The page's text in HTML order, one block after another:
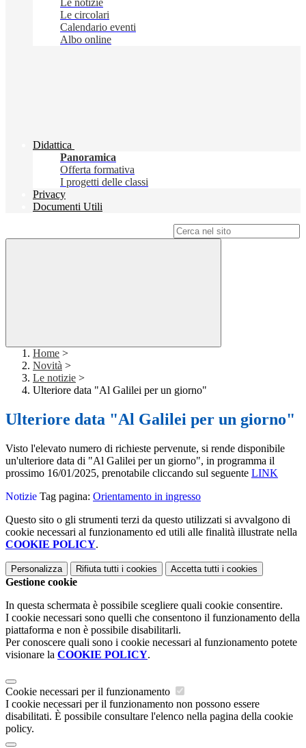
Le notizie
Le circolari
Calendario eventi
Albo online
Didattica
Panoramica
Offerta formativa
I progetti delle classi
Privacy
Documenti Utili
Home >
Novità >
Le notizie >
Ulteriore data "Al Galilei per un giorno"
Ulteriore data "Al Galilei per un giorno"
Visto l'elevato numero di richieste pervenute, si rende disponibile
un'ulteriore data di "Al Galilei per un giorno", in programma il
prossimo 16/01/2025, prenotabile cliccando sul seguente LINK
Notizie Tag pagina: Orientamento in ingresso
Questo sito o gli strumenti terzi da questo utilizzati si avvalgono di
cookie necessari al funzionamento ed utili alle finalità illustrate nella
COOKIE POLICY.
Personalizza Rifiuta tutti i cookies Accetta tutti i cookies
Gestione cookie
In questa schermata è possibile scegliere quali cookie consentire.
I cookie necessari sono quelli che consentono il funzionamento della
piattaforma e non è possibile disabilitarli.
Per conoscere quali sono i cookie necessari al funzionamento potete
visionare la COOKIE POLICY.
Cookie necessari per il funzionamento
I cookie necessari per il funzionamento non possono essere
disabilitati. È possibile consultare l'elenco nella pagina della cookie
policy.